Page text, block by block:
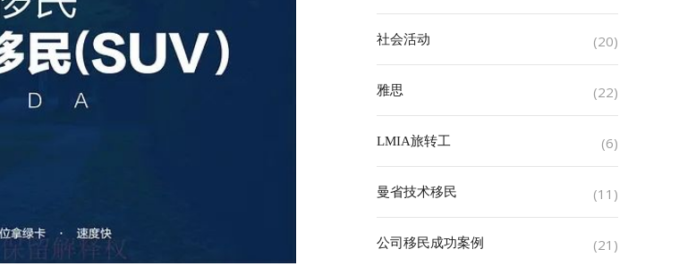
社会活动 (20)
雅思 (22)
LMIA旅转工 (6)
曼省技术移民 (11)
公司移民成功案例 (21)